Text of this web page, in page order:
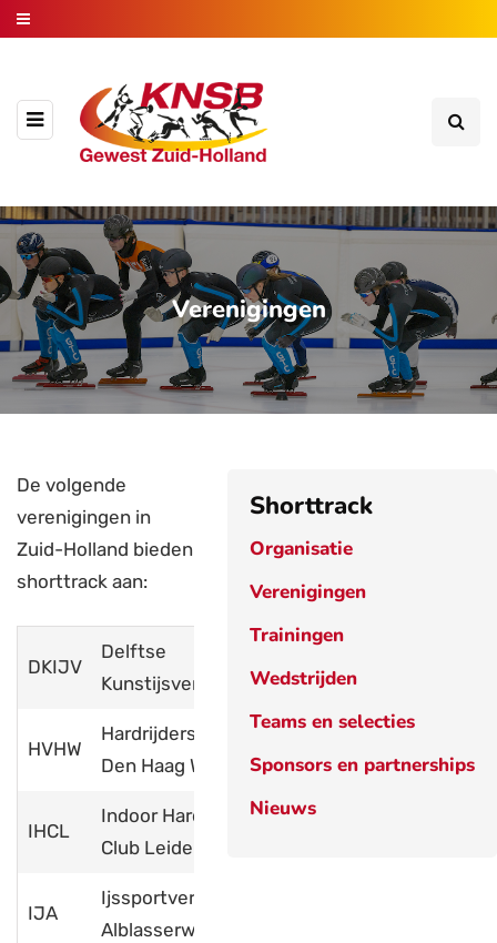
Verenigingen
Shorttrack
Organisatie
Verenigingen
Trainingen
Wedstrijden
Teams en selecties
Sponsors en partnerships
Nieuws
De volgende
verenigingen in
Zuid-Holland bieden
shorttrack aan:
DKIJV
Delftse
Kunstijsvereniging
www.dkijv.nl
HVHW
Hardrijdersvereniging
Den Haag Westland
IHCL
Indoor Hardrijders
Club Leiden
IJA
Ijssportvereniging
Alblasserwaard